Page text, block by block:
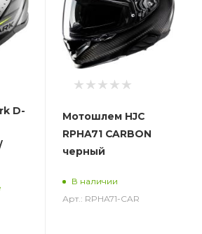
D-
Мотошлем HJC
RPHA71 CARBON
черный
В наличии
Арт.: RPHA71-CAR